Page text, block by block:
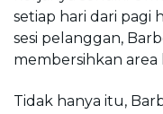
setiap hari dari pagi
sesi pelanggan,
membersihkan area
Tidak hanya itu,